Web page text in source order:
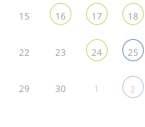
15 16 17 18
22 23 24 25
29 30 1 2